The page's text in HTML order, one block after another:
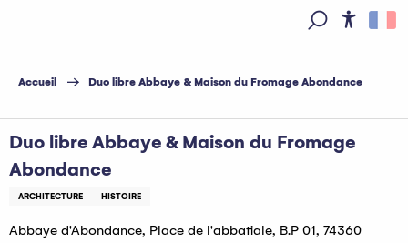
principal
Accueil Duo libre Abbaye & Maison du Fromage Abondance
Duo libre Abbaye & Maison du Fromage
Abondance
ARCHITECTURE HISTOIRE
Abbaye d'Abondance, Place de l'abbatiale, B.P 01, 74360